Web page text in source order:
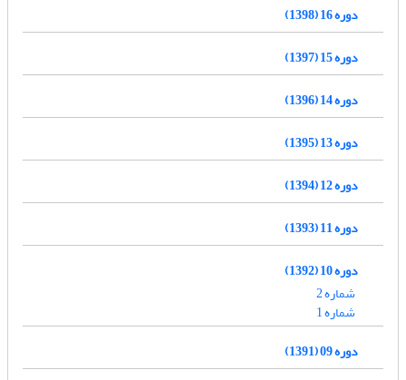
دوره 16 (1398)
دوره 15 (1397)
دوره 14 (1396)
دوره 13 (1395)
دوره 12 (1394)
دوره 11 (1393)
دوره 10 (1392)
شماره 2
شماره 1
دوره 09 (1391)